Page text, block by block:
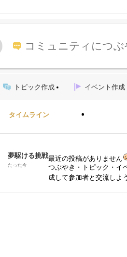
コミュニティにつ
トピック作成 イベント作成
タイムライン
夢駆ける挑戦
たった今
最近の投稿がありません
つぶやき・トピック・イ
成して参加者と交流しよ